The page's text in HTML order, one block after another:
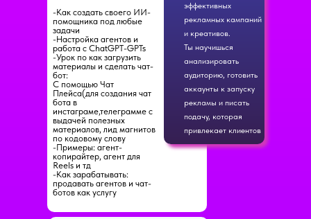
-Как создать своего ИИ-
помощника под любые
задачи
-Настройка агентов и
работа с ChatGPT-GPTs
-Урок по как загрузить
материалы и сделать чат-
бот:
С помощью Чат
Плейса(для создания чат
бота в
инстаграме,телеграмме с
выдачей полезных
материалов, лид магнитов
по кодовому слову
-Примеры: агент-
копирайтер, агент для
Reels и тд
-Как зарабатывать:
продавать агентов и чат-
ботов как услугу
эффективных
рекламных кампаний
и креативов.
Ты научишься
анализировать
аудиторию, готовить
аккаунты к запуску
рекламы и писать
подачу, которая
привлекает клиентов